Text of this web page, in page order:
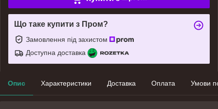
Що таке купити з Пром?
Замовлення під захистом
Доступна доставка
Опис Характеристики Доставка Оплата Умови